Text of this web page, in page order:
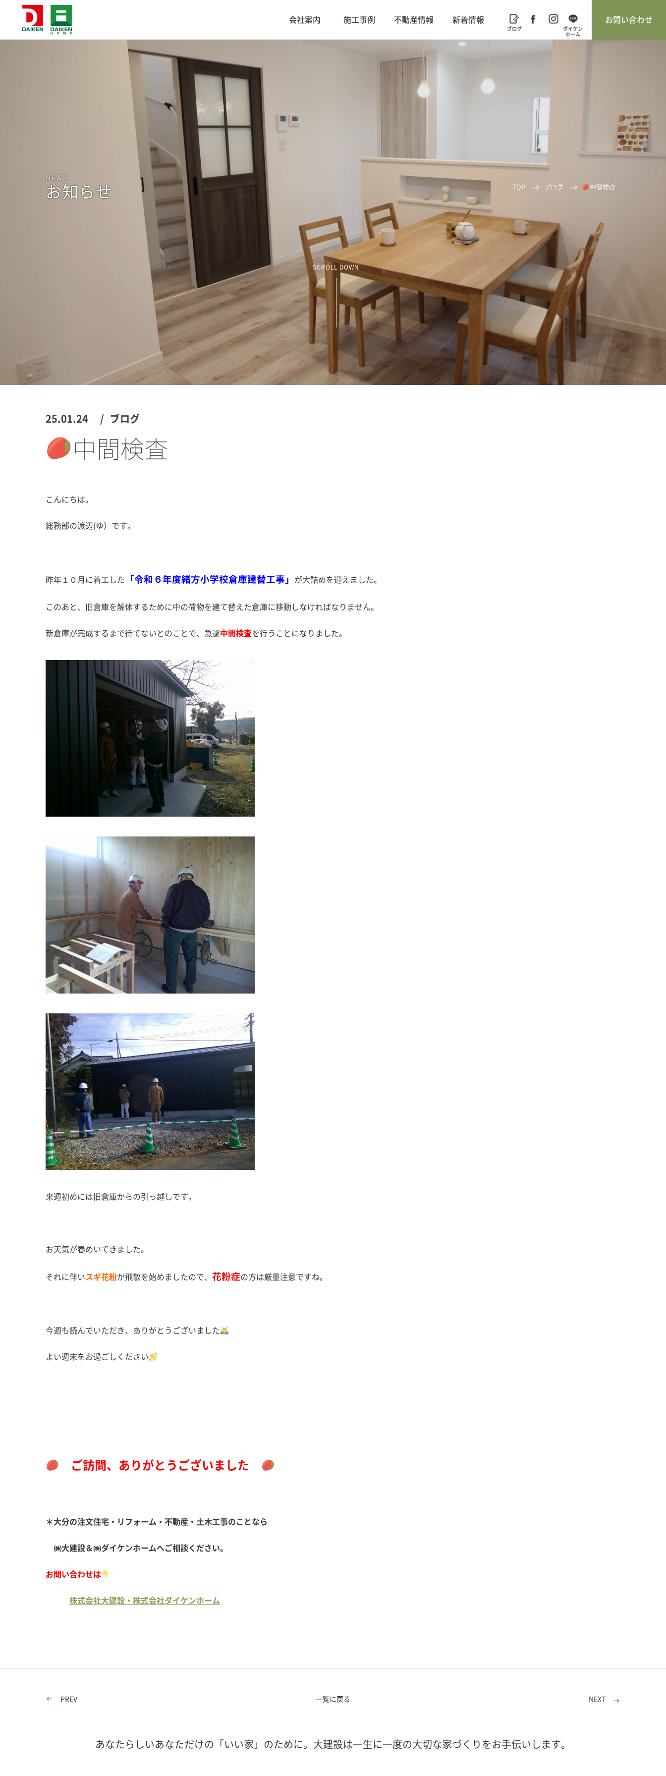
会社案内 施工事例 不動産情報 新着情報 お問い合わせ
NEWS
お知らせ TOP ブログ 中間検査
SCROLL DOWN
25.01.24 ブログ
中間検査
こんにちは。
総務部の渡辺(ゆ）です。
昨年１０月に着工した 「令和６年度緒方小学校倉庫建替工事」 が大詰めを迎えました。
このあと、旧倉庫を解体するために中の荷物を建て替えた倉庫に移動しなければなりません。
新倉庫が完成するまで待てないとのことで、急遽中間検査を行うことになりました。
来週初めには旧倉庫からの引っ越しです。
お天気が春めいてきました。
それに伴いスギ花粉が飛散を始めましたので、 花粉症の方は厳重注意ですね。
今週も読んでいただき、ありがとうございました
よい週末をお過ごしください
ご訪問、ありがとうございました
＊大分の注文住宅・リフォーム・不動産・土木工事のことなら
㈱大建設＆㈱ダイケンホームへご相談ください。
お問い合わせは
株式会社大建設・株式会社ダイケンホーム
PREV 一覧に戻る NEXT
あなたらしいあなただけの「いい家」のために。大建設は一生に一度の大切な家づくりをお手伝いします。